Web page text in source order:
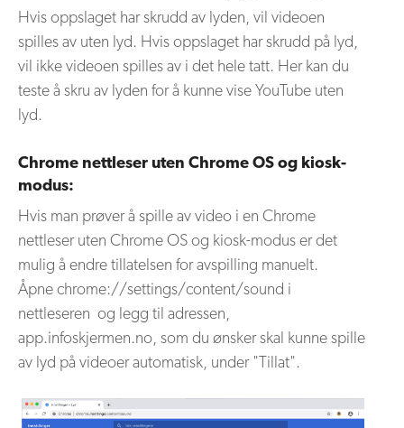
Hvis oppslaget har skrudd av lyden, vil videoen
spilles av uten lyd. Hvis oppslaget har skrudd på lyd,
vil ikke videoen spilles av i det hele tatt. Her kan du
teste å skru av lyden for å kunne vise YouTube uten
lyd.
Chrome nettleser uten Chrome OS og kiosk-
modus:
Hvis man prøver å spille av video i en Chrome
nettleser uten Chrome OS og kiosk-modus er det
mulig å endre tillatelsen for avspilling manuelt.
Åpne chrome://settings/content/sound i
nettleseren og legg til adressen,
app.infoskjermen.no, som du ønsker skal kunne spille
av lyd på videoer automatisk, under "Tillat".